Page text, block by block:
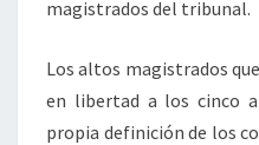
magistrados del tribunal.
Los altos magistrados
en libertad a los cinco
propia definición de los